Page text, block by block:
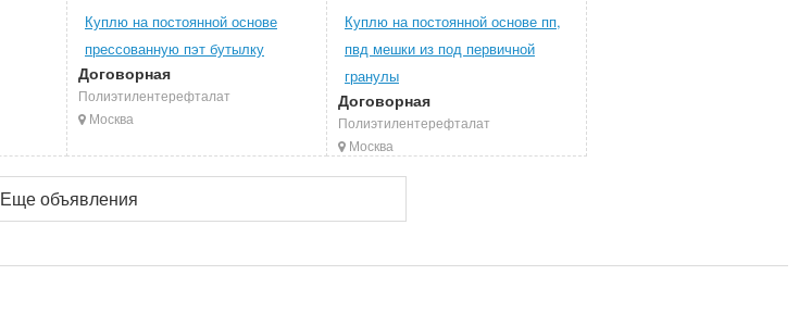
Куплю на постоянной основе
прессованную пэт бутылку
Договорная
Полиэтилентерефталат
Москва
Куплю на постоянной основе пп,
пвд мешки из под первичной
гранулы
Договорная
Полиэтилентерефталат
Москва
Еще объявления